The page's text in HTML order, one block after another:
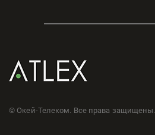
© Окей-Телеком. Все права защищены.